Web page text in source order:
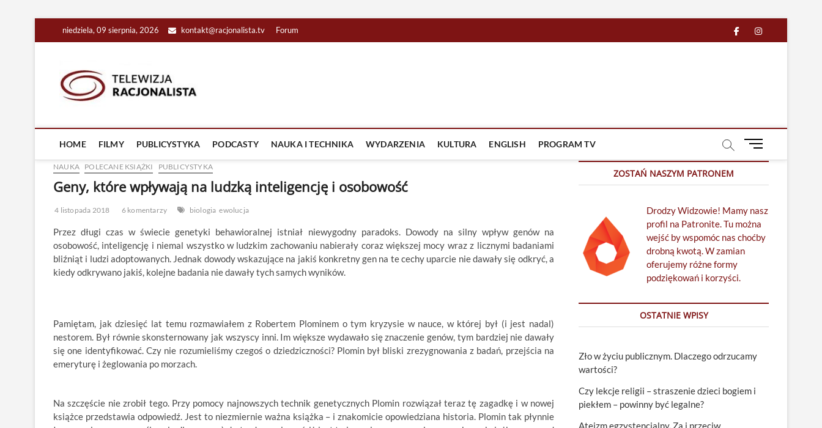
niedziela, 09 sierpnia, 2026 kontakt@racjonalista.tv Forum facebook
in
HOME FILMY PUBLICYSTYKA PODCASTY NAUKA I TECHNIKA WYDARZENIA KULTURA ENGLISH PROGRAM TV
M
u
u
t
t
NAUKA POLECANE KSIĄŻKI PUBLICYSTYKA
Geny, które wpływają na ludzką inteligencję i osobowość
4 listopada 2018 6 komentarzy biologia ewolucja
Przez długi czas w świecie genetyki behawioralnej istniał niewygodny paradoks. Dowody na silny wpływ genów na
osobowość, inteligencję i niemal wszystko w ludzkim zachowaniu nabierały coraz większej mocy wraz z licznymi badaniami
bliźniąt i ludzi adoptowanych. Jednak dowody wskazujące na jakiś konkretny gen na te cechy uparcie nie dawały się odkryć, a
kiedy odkrywano jakiś, kolejne badania nie dawały tych samych wyników.
Pamiętam, jak dziesięć lat temu rozmawiałem z Robertem Plominem o tym kryzysie w nauce, w której był (i jest nadal)
nestorem. Był równie skonsternowany jak wszyscy inni. Im większe wydawało się znaczenie genów, tym bardziej nie dawały
się one identyfikować. Czy nie rozumieliśmy czegoś o dziedziczności? Plomin był bliski zrezygnowania z badań, przejścia na
emeryturę i żeglowania po morzach.
Na szczęście nie zrobił tego. Przy pomocy najnowszych technik genetycznych Plomin rozwiązał teraz tę zagadkę i w nowej
książce przedstawia odpowiedź. Jest to niezmiernie ważna książka – i znakomicie opowiedziana historia. Plomin tak płynnie
ZOSTAŃ NASZYM PATRONEM
Drodzy Widzowie! Mamy nasz
profil na Patronite. Tu można
wejść by wspomóc nas choćby
drobną kwotą. W zamian
oferujemy różne formy
podziękowań i korzyści.
OSTATNIE WPISY
Zło w życiu publicznym. Dlaczego odrzucamy
wartości?
Czy lekcje religii – straszenie dzieci bogiem i
piekłem – powinny być legalne?
Ateizm egzystencjalny. Za i przeciw